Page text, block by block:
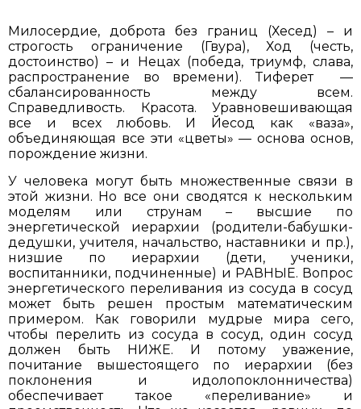
Милосердие, доброта без границ (Хесед) – и
строгость ограничение (Гвура), Ход (честь,
достоинство) – и Нецах (победа, триумф, слава,
распространение во времени). Тиферет —
сбалансированность между всем.
Справедливость. Красота. Уравновешивающая
все и всех любовь. И Йесод как «ваза»,
объединяющая все эти «цветы» — основа основ,
порождение жизни.
У человека могут быть множественные связи в
этой жизни. Но все они сводятся к нескольким
моделям или струнам – высшие по
энергетической иерархии (родители-бабушки-
дедушки, учителя, начальство, наставники и пр.),
низшие по иерархии (дети, ученики,
воспитанники, подчиненные) и РАВНЫЕ. Вопрос
энергетического переливания из сосуда в сосуд
может быть решен простым математическим
примером. Как говорили мудрые мира сего,
чтобы перелить из сосуда в сосуд, один сосуд
должен быть НИЖЕ. И потому уважение,
почитание вышестоящего по иерархии (без
поклонения и идолопоклонничества)
обеспечивает такое «переливание» и